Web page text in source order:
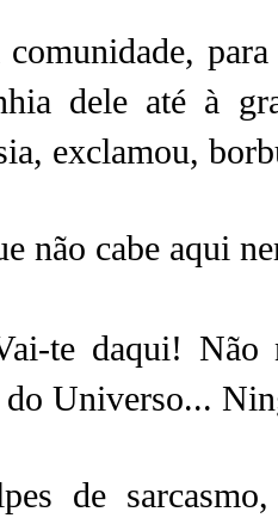
comunidade,
dele até à
exclamou,
não cabe aqui
te daqui! Não
do Universo...
de